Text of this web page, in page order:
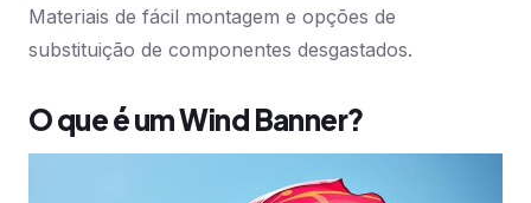
Materiais de fácil montagem e opções de
substituição de componentes desgastados.
O que é um Wind Banner?